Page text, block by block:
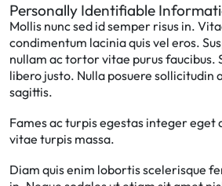
Personally Identifiable
Mollis nunc sed id semper risus in.
condimentum lacinia quis vel eros.
nullam ac tortor vitae purus faucibus.
libero justo. Nulla posuere sollicitudin
sagittis.
Fames ac turpis egestas integer eget
vitae turpis massa.
Diam quis enim lobortis scelerisque